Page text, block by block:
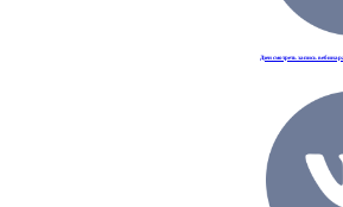
Дзен смотреть запись